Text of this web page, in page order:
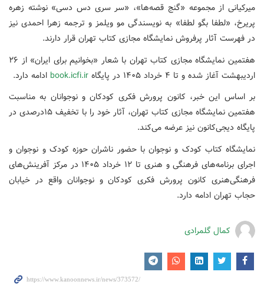
میرکیانی از مجموعه «گنج قصه‌ها»، «سر سری دس دسی» نوشته زهره
پریرخ، «لطفا بگو لطفا» به نویسندگی مو ویلمز و ترجمه زهرا احمدی نیز
در فهرست آثار پرفروش نمایشگاه مجازی کتاب تهران قرار دارند.
هفتمین نمایشگاه مجازی کتاب تهران با شعار «بخوانیم برای ایران» از ۲۶
اردیبهشت آغاز شده و تا ۴ خرداد ۱۴۰۵ در پایگاه
book.icfi.ir ادامه دارد.
بر اساس این خبر، کانون پرورش فکری کودکان و نوجوانان به مناسبت
هفتمین نمایشگاه مجازی کتاب تهران، آثار خود را با تخفیف ۱۵درصدی در
پایگاه دیجی‌کانون نیز عرضه می‌کند.
نمایشگاه کتاب کودک و نوجوان با حضور ناشران حوزه کودک و نوجوان و
اجرای برنامه‌های فرهنگی و هنری تا ۱۲ خرداد ۱۴۰۵ در مرکز آفرینش‌های
فرهنگی‌هنری کانون پرورش فکری کودکان و نوجوانان واقع در خیابان
حجاب تهران ادامه دارد.
کمال گلمرادی